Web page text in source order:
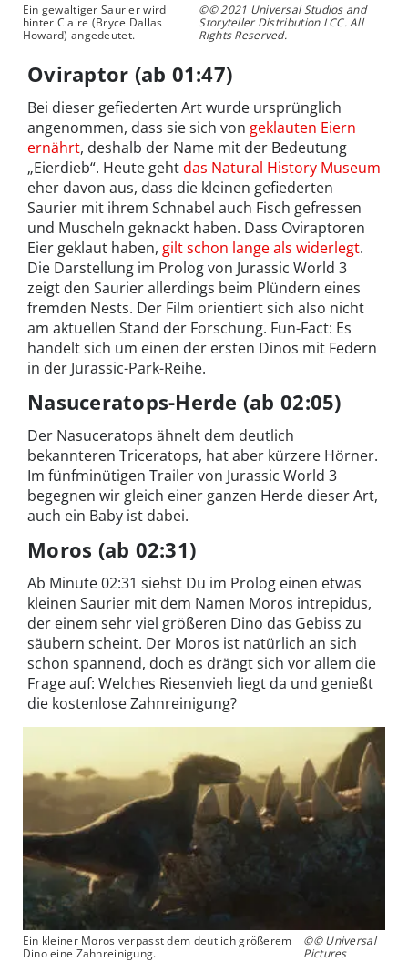
Ein gewaltiger Saurier wird
hinter Claire (Bryce Dallas
Howard) angedeutet.
©© 2021 Universal Studios and
Storyteller Distribution LCC. All
Rights Reserved.
Oviraptor (ab 01:47)
Bei dieser gefiederten Art wurde ursprünglich
angenommen, dass sie sich von geklauten Eiern
ernährt, deshalb der Name mit der Bedeutung
„Eierdieb“. Heute gehtdas Natural History Museum
eher davon aus, dass die kleinen gefiederten
Saurier mit ihrem Schnabel auch Fisch gefressen
und Muscheln geknackt haben. Dass Oviraptoren
Eier geklaut haben, gilt schon lange als widerlegt.
Die Darstellung im Prolog von Jurassic World 3
zeigt den Saurier allerdings beim Plündern eines
fremden Nests. Der Film orientiert sich also nicht
am aktuellen Stand der Forschung. Fun-Fact: Es
handelt sich um einen der ersten Dinos mit Federn
in der Jurassic-Park-Reihe.
Nasuceratops-Herde (ab 02:05)
Der Nasuceratops ähnelt dem deutlich
bekannteren Triceratops, hat aber kürzere Hörner.
Im fünfminütigen Trailer von Jurassic World 3
begegnen wir gleich einer ganzen Herde dieser Art,
auch ein Baby ist dabei.
Moros (ab 02:31)
Ab Minute 02:31 siehst Du im Prolog einen etwas
kleinen Saurier mit dem Namen Moros intrepidus,
der einem sehr viel größeren Dino das Gebiss zu
säubern scheint. Der Moros ist natürlich an sich
schon spannend, doch es drängt sich vor allem die
Frage auf: Welches Riesenvieh liegt da und genießt
die kostenlose Zahnreinigung?
Ein kleiner Moros verpasst dem deutlich größerem
Dino eine Zahnreinigung.
©© Universal
Pictures